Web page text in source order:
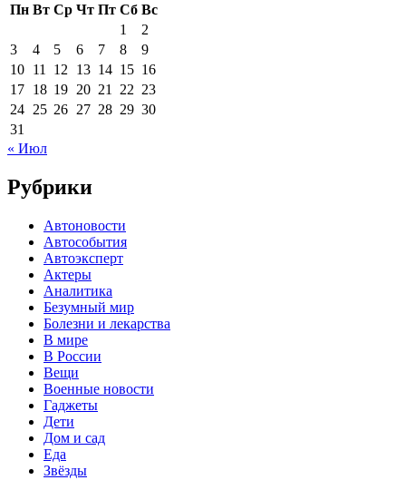
Пн Вт Ср Чт Пт Сб Вс
1
2
3
4 5 6 7 8
9
10 11 12 13 14 15 16
17 18 19 20 21 22 23
24 25 26 27 28 29 30
31
« Июл
Рубрики
Автоновости
Автособытия
Автоэксперт
Актеры
Аналитика
Безумный мир
Болезни и лекарства
В мире
В России
Вещи
Военные новости
Гаджеты
Дети
Дом и сад
Еда
Звёзды